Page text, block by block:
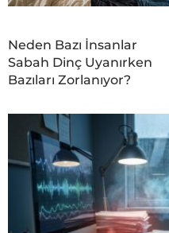
Neden Bazı İnsanlar
Sabah Dinç Uyanırken
Bazıları Zorlanıyor?